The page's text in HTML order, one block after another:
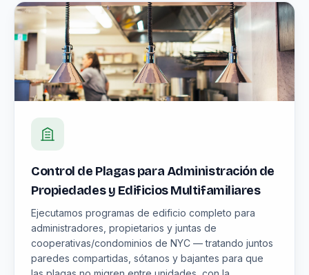
Control de Plagas para Administración de
Propiedades y Edificios Multifamiliares
Ejecutamos programas de edificio completo para
administradores, propietarios y juntas de
cooperativas/condominios de NYC — tratando juntos
paredes compartidas, sótanos y bajantes para que